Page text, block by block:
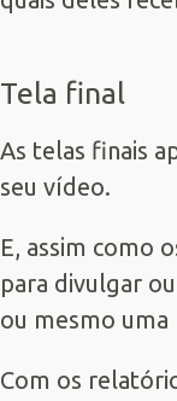
Tela final
As telas finais
seu vídeo.
E, assim como
para divulgar
ou mesmo uma
Com os